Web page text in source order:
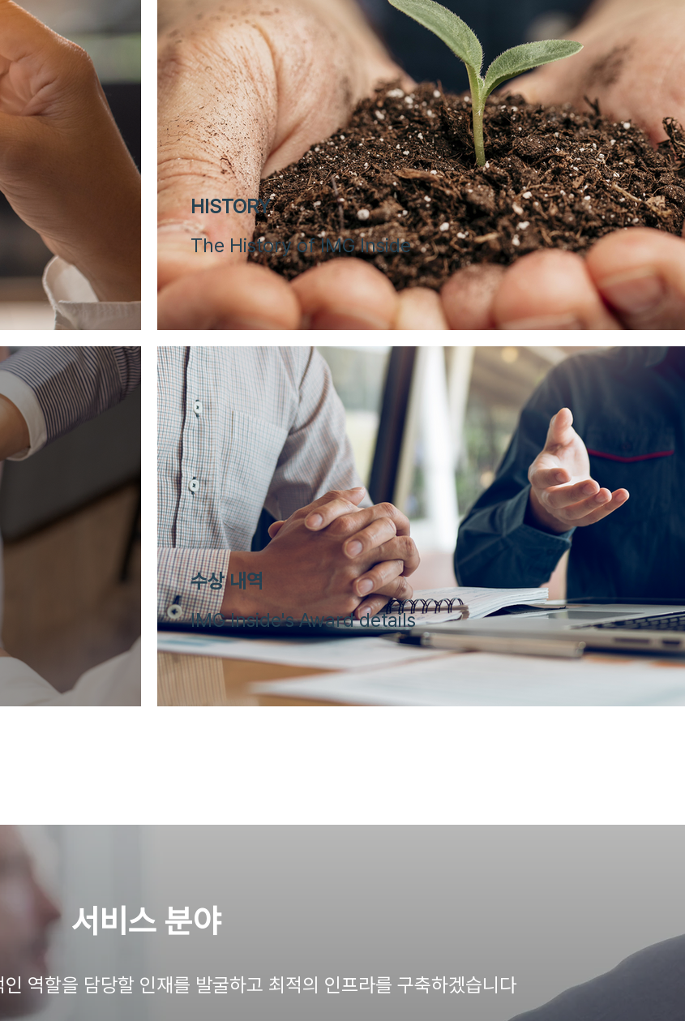
수상 내역
IMG Inside's Award details
HISTORY
The History of IMG Inside
​서비스 분야
역할을 담당할 인재를 발굴하고 최적의 인프라를 구축하겠습니다